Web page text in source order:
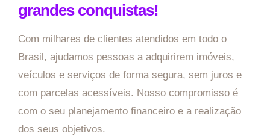
grandes conquistas!
Com milhares de clientes atendidos em todo o
Brasil, ajudamos pessoas a adquirirem imóveis,
veículos e serviços de forma segura, sem juros e
com parcelas acessíveis. Nosso compromisso é
com o seu planejamento financeiro e a realização
dos seus objetivos.